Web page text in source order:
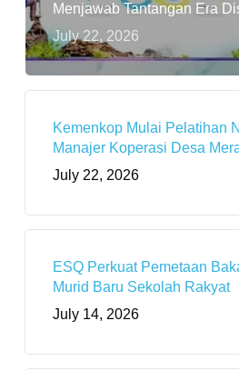
Menjawab Tantangan Era
July 22, 2026
Kemenkop Mulai Pelatihan
Manajer Koperasi Desa
July 22, 2026
ESQ Perkuat Pemetaan
Murid Baru Sekolah Rakyat
July 14, 2026